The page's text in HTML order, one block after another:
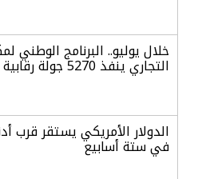
خلال يوليو.. البرنامج الوطني
التجاري ينفذ 5270 جولة رقابية
الدولار الأمريكي يستقر قرب
في ستة أسابيع